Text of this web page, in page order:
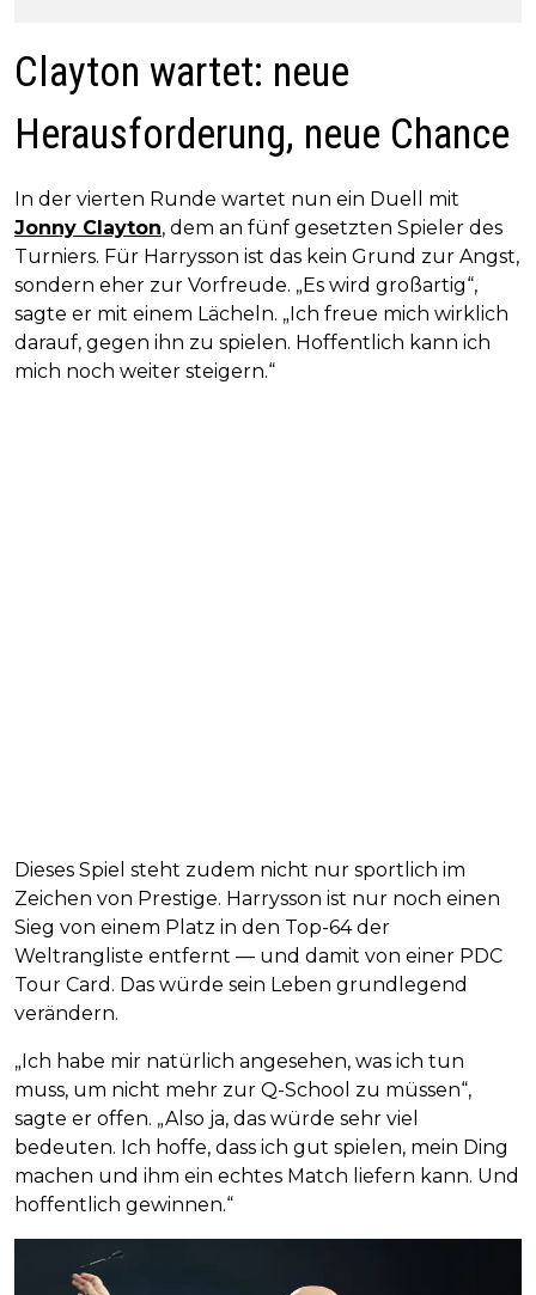
Clayton wartet: neue
Herausforderung, neue Chance
In der vierten Runde wartet nun ein Duell mit
Jonny Clayton, dem an fünf gesetzten Spieler des
Turniers. Für Harrysson ist das kein Grund zur Angst,
sondern eher zur Vorfreude. „Es wird großartig“,
sagte er mit einem Lächeln. „Ich freue mich wirklich
darauf, gegen ihn zu spielen. Hoffentlich kann ich
mich noch weiter steigern.“
Dieses Spiel steht zudem nicht nur sportlich im
Zeichen von Prestige. Harrysson ist nur noch einen
Sieg von einem Platz in den Top-64 der
Weltrangliste entfernt — und damit von einer PDC
Tour Card. Das würde sein Leben grundlegend
verändern.
„Ich habe mir natürlich angesehen, was ich tun
muss, um nicht mehr zur Q-School zu müssen“,
sagte er offen. „Also ja, das würde sehr viel
bedeuten. Ich hoffe, dass ich gut spielen, mein Ding
machen und ihm ein echtes Match liefern kann. Und
hoffentlich gewinnen.“